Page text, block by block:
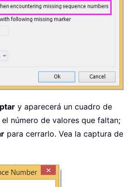
y aparecerá un cuadro de
número de valores que faltan;
para cerrarlo. Vea la captura de